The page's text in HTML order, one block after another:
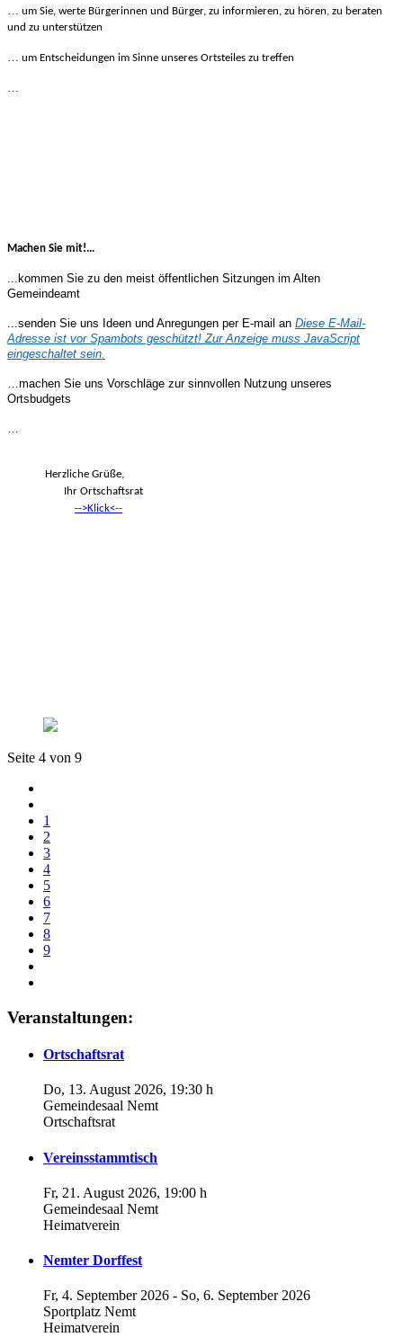
… um Sie, werte Bürgerinnen und Bürger, zu informieren, zu hören, zu beraten
und zu unterstützen
… um Entscheidungen im Sinne unseres Ortsteiles zu treffen
…
Machen Sie mit!...
...kommen Sie zu den meist öffentlichen Sitzungen im Alten
Gemeindeamt
...senden Sie uns Ideen und Anregungen per E-mail an Diese E-Mail-
Adresse ist vor Spambots geschützt! Zur Anzeige muss JavaScript
eingeschaltet sein.
…machen Sie uns Vorschläge zur sinnvollen Nutzung unseres
Ortsbudgets
…
Herzliche Grüße,
Ihr Ortschaftsrat
-->Klick<--
Seite 4 von 9
1
2
3
4
5
6
7
8
9
Veranstaltungen:
Ortschaftsrat
Do, 13. August 2026, 19:30 h
Gemeindesaal Nemt
Ortschaftsrat
Vereinsstammtisch
Fr, 21. August 2026, 19:00 h
Gemeindesaal Nemt
Heimatverein
Nemter Dorffest
Fr, 4. September 2026 - So, 6. September 2026
Sportplatz Nemt
Heimatverein